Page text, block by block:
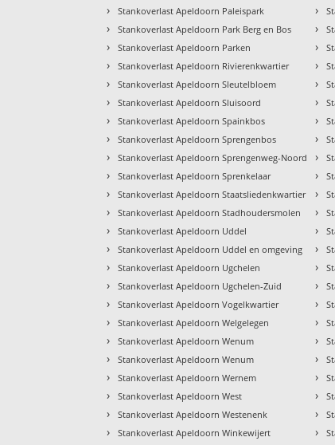
› Stankoverlast Apeldoorn Paleispark
› Stankoverlast Apeldoorn Park Berg en Bos
› Stankoverlast Apeldoorn Parken
› Stankoverlast Apeldoorn Rivierenkwartier
› Stankoverlast Apeldoorn Sleutelbloem
› Stankoverlast Apeldoorn Sluisoord
› Stankoverlast Apeldoorn Spainkbos
› Stankoverlast Apeldoorn Sprengenbos
› Stankoverlast Apeldoorn Sprengenweg-Noord
› Stankoverlast Apeldoorn Sprenkelaar
› Stankoverlast Apeldoorn Staatsliedenkwartier
› Stankoverlast Apeldoorn Stadhoudersmolen
› Stankoverlast Apeldoorn Uddel
› Stankoverlast Apeldoorn Uddel en omgeving
› Stankoverlast Apeldoorn Ugchelen
› Stankoverlast Apeldoorn Ugchelen-Zuid
› Stankoverlast Apeldoorn Vogelkwartier
› Stankoverlast Apeldoorn Welgelegen
› Stankoverlast Apeldoorn Wenum
› Stankoverlast Apeldoorn Wenum
› Stankoverlast Apeldoorn Wernem
› Stankoverlast Apeldoorn West
› Stankoverlast Apeldoorn Westenenk
› Stankoverlast Apeldoorn Winkewijert
›
›
›
›
›
›
›
›
›
›
›
›
›
›
›
›
›
›
›
›
›
›
›
›